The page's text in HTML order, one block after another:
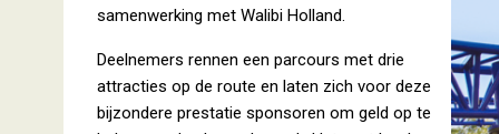
samenwerking met Walibi Holland.
Deelnemers rennen een parcours met drie
attracties op de route en laten zich voor deze
bijzondere prestatie sponsoren om geld op te